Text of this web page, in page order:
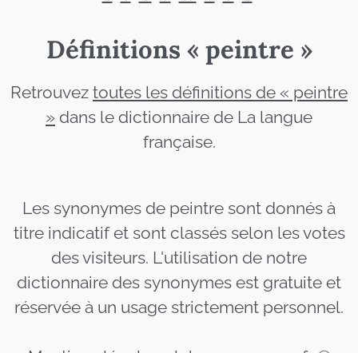
Définitions « peintre »
Retrouvez toutes les définitions de « peintre
» dans le dictionnaire de La langue
française.
Les synonymes de peintre sont donnés à
titre indicatif et sont classés selon les votes
des visiteurs. L'utilisation de notre
dictionnaire des synonymes est gratuite et
réservée à un usage strictement personnel.